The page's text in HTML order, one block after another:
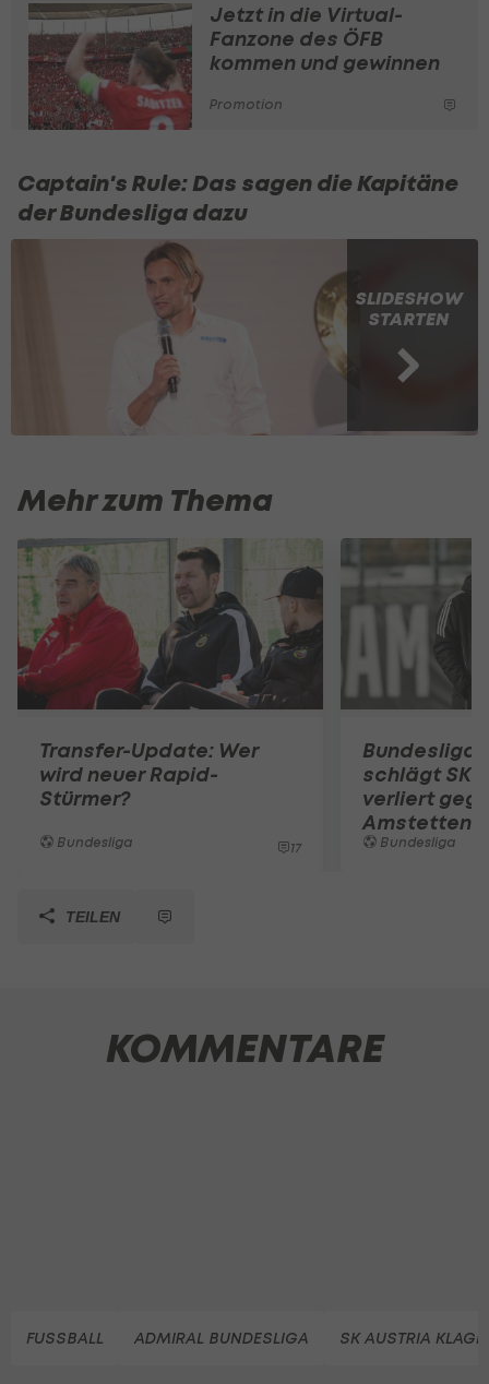
Jetzt in die Virtual-
Fanzone des ÖFB
kommen und gewinnen
Promotion
Captain's Rule: Das sagen die Kapitäne
der Bundesliga dazu
SLIDESHOW
STARTEN
Mehr zum Thema
Transfer-Update: Wer
wird neuer Rapid-
Stürmer?
Bundesliga 17
Bundesliga-
schlägt
verliert
Amstetten
Bundesliga
TEILEN
KOMMENTARE
FUSSBALL ADMIRAL BUNDESLIGA SK AUSTRIA